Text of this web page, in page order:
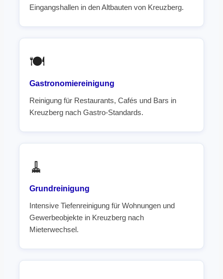
Eingangshallen in den Altbauten von Kreuzberg.
🍽️
Gastronomiereinigung
Reinigung für Restaurants, Cafés und Bars in
Kreuzberg nach Gastro-Standards.
🧹
Grundreinigung
Intensive Tiefenreinigung für Wohnungen und
Gewerbeobjekte in Kreuzberg nach
Mieterwechsel.